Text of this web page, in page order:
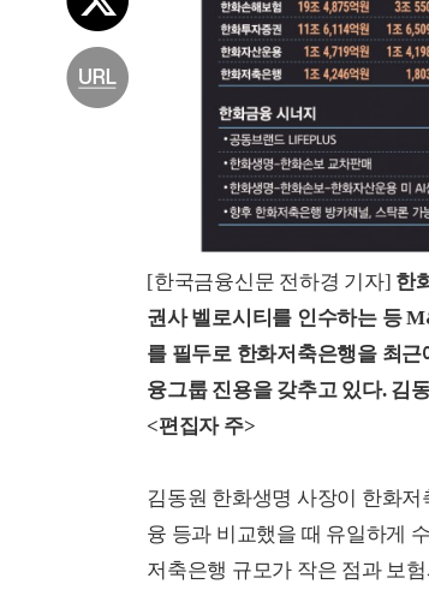
[한국금융신문 전하경 기자] 한
권사 벨로시티를 인수하는 등
를 필두로 한화저축은행을 최
융그룹 진용을 갖추고 있다. 김
<편집자 주>
김동원 한화생명 사장이 한화
융 등과 비교했을 때 유일하게
저축은행 규모가 작은 점과 보